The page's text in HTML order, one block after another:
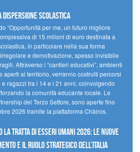
dispersione scolastica
“Opportunità per me, un futuro migliore
di 15 milioni di euro destinata a
in particolare nella sua forma
e demotivazione, spesso invisibile
Attraverso i “cantieri educativi”, ambienti
aperti al territorio, verranno costruiti percorsi
ragazzi tra i 14 e i 21 anni, coinvolgendo
la comunità educante locale. Le
del Terzo Settore, sono aperte fino
2026 tramite la piattaforma Chàiros.
LA TRATTA DI ESSERI UMANI 2026: LE NUOVE
E IL RUOLO STRATEGICO DELL’ITALIA